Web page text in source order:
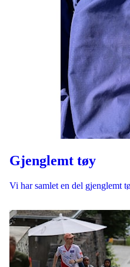
Gjenglemt tøy
Vi har samlet en del gjenglemt